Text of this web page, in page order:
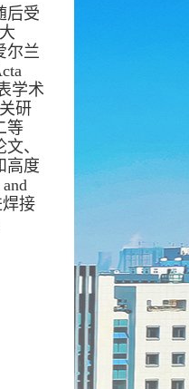
后受
尔兰
学术
研
等
、
高度
接